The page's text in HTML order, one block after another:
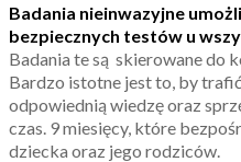
Badania nieinwazyjne
bezpiecznych testów u
Badania te są skierowane do
Bardzo istotne jest to, by
odpowiednią wiedzę oraz
czas. 9 miesięcy, które
dziecka oraz jego rodziców.